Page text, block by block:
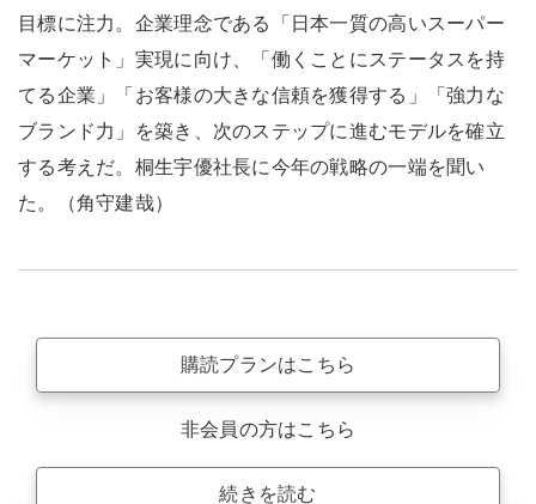
目標に注力。企業理念である「日本一質の高いスーパー
マーケット」実現に向け、「働くことにステータスを持
てる企業」「お客様の大きな信頼を獲得する」「強力な
ブランド力」を築き、次のステップに進むモデルを確立
する考えだ。桐生宇優社長に今年の戦略の一端を聞い
た。（角守建哉）
購読プランはこちら
非会員の方はこちら
続きを読む